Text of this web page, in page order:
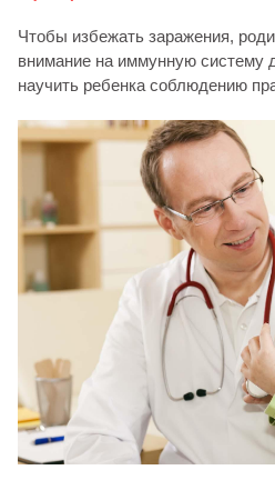
Чтобы избежать заражения,
внимание на иммунную систему
научить ребенка соблюдению